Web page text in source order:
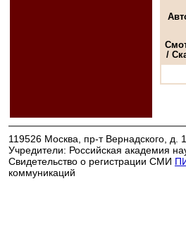
/
119526 Москва, пр-т Вернадского, д.
Учредители: Российская академия
Свидетельство о регистрации СМИ
коммуникаций